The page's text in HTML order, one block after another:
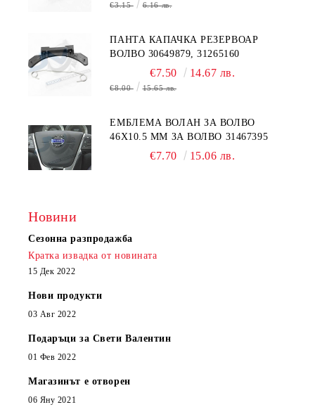
€3.15 6.16 лв.
ПАНТА КАПАЧКА РЕЗЕРВОАР
ВОЛВО 30649879, 31265160
€7.50 14.67 лв.
€8.00 15.65 лв.
EМБЛЕМА ВОЛАН ЗА ВОЛВО
46Х10.5 ММ ЗА ВОЛВО 31467395
€7.70 15.06 лв.
Новини
Сезонна разпродажба
Кратка извадка от новината
15 Дек 2022
Нови продукти
03 Авг 2022
Подаръци за Свети Валентин
01 Фев 2022
Магазинът е отворен
06 Яну 2021